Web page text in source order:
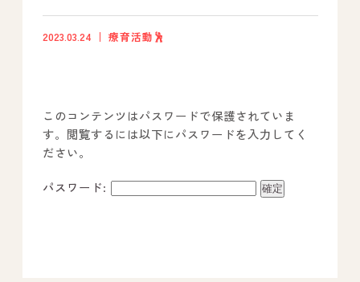
事業所のご案内
－ オールピース宗像事業所
－ オールピース福津事業所
2023.03.24 療育活動🕺
このコンテンツはパスワードで保護されていま
す。閲覧するには以下にパスワードを入力してく
ださい。
パスワード: